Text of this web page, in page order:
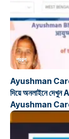
প্রকল্প
Ayushman Card
দিয়ে অনলাইনে
Ayushman